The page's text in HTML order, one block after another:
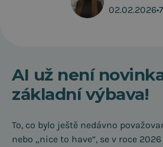
02.02.2026•
AI už není
základní výbava!
To, co bylo ještě nedávno
nebo „nice to have“, se v roce